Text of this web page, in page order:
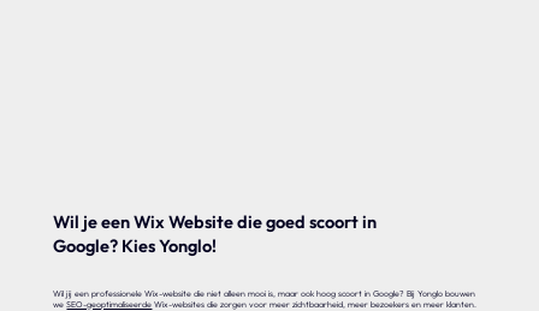
Wil je een Wix Website die goed scoort in
Google? Kies Yonglo!
Wil jij een professionele Wix-website die niet alleen mooi is, maar ook hoog scoort in Google? Bij Yonglo bouwen
weSEO-geoptimaliseerde Wix-websites die zorgen voor meer zichtbaarheid, meer bezoekers en meer klanten.